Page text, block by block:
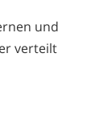
und
verteilt